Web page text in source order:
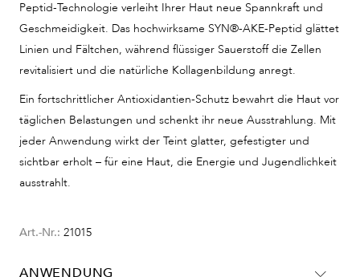
Peptid-Technologie verleiht Ihrer Haut neue Spannkraft und
Geschmeidigkeit. Das hochwirksame SYN®-AKE-Peptid glättet
Linien und Fältchen, während flüssiger Sauerstoff die Zellen
revitalisiert und die natürliche Kollagenbildung anregt.
Ein fortschrittlicher Antioxidantien-Schutz bewahrt die Haut vor
täglichen Belastungen und schenkt ihr neue Ausstrahlung. Mit
jeder Anwendung wirkt der Teint glatter, gefestigter und
sichtbar erholt – für eine Haut, die Energie und Jugendlichkeit
ausstrahlt.
Art.-Nr.: 21015
ANWENDUNG